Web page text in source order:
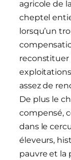
agricole de
cheptel
lorsqu’un
reconstituer
assez de
De plus le
compensé,
dans le
éleveurs,
pauvre et la